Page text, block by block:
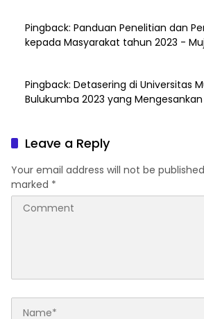
Pingback: Panduan Penelitian dan
kepada Masyarakat tahun 2023 -
Pingback: Detasering di Universitas
Bulukumba 2023 yang
Leave a Reply
Your email address will not be
marked *